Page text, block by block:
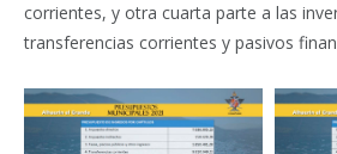
corrientes, y otra cuarta parte a las
transferencias corrientes y pasivos